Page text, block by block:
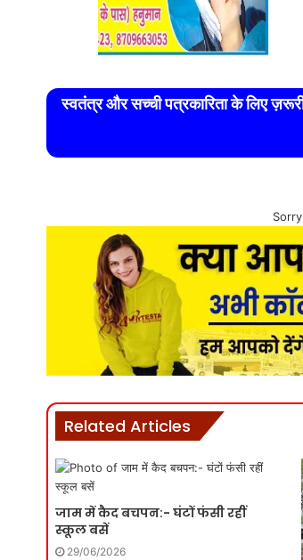
स्वतंत्र और सच्ची पत्रकारिता के लिए
Related Articles
जाम में कैद बचपन:- घंटों फंसी रहीं
स्कूल बसें
29/06/2026